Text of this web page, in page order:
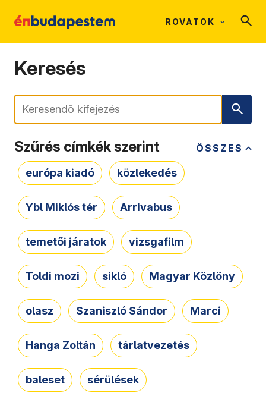
ROVATOK
Keresés
Keresés
ÖSSZES
Szűrés címkék szerint
európa kiadó közlekedés
Ybl Miklós tér Arrivabus
temetői járatok vizsgafilm
Toldi mozi sikló Magyar Közlöny
olasz Szaniszló Sándor Marci
Hanga Zoltán tárlatvezetés
baleset sérülések